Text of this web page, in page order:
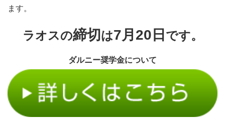
ます。
ラオスの締切 は7月20日 です。
ダルニー奨学金について